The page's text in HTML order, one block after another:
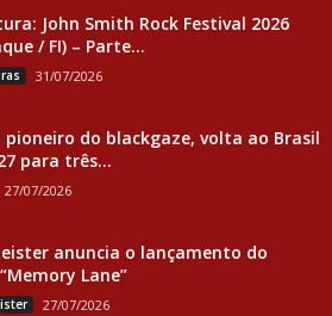
John Smith Rock Festival 2026
/ FI) – Parte...
31/07/2026
pioneiro do blackgaze, volta ao Brasil
para três...
27/07/2026
anuncia o lançamento do
Lane”
27/07/2026